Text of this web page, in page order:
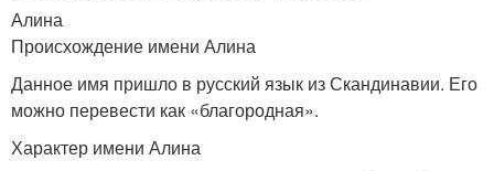
Алина
Происхождение имени Алина
Данное имя пришло в русский язык из Скандинавии. Его
можно перевести как «благородная».
Характер имени Алина